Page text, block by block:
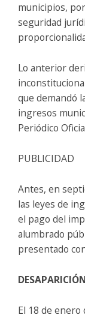
municipios,
seguridad
Lo anterior
que demandó
ingresos
Periódico
PUBLICIDAD
Antes, en
las leyes de
el pago del
alumbrado
presentado
El 18 de